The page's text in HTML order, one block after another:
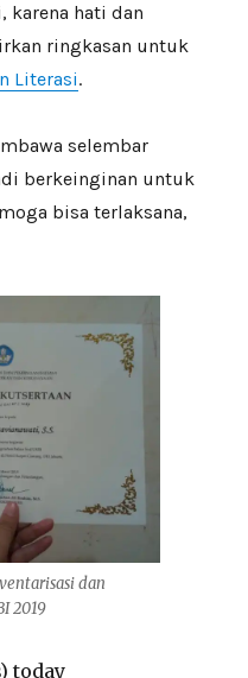
karena hati dan
ringkasan untuk
Literasi.
selembar
berkeinginan untuk
bisa terlaksana,
dan
2019
today